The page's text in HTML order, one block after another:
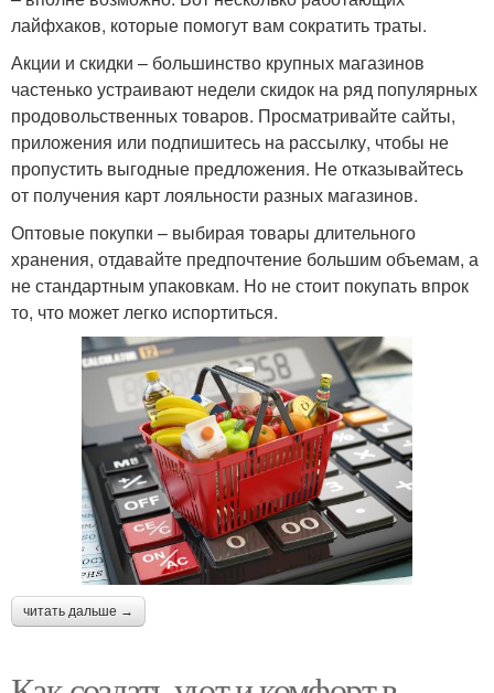
лайфхаков, которые помогут вам сократить траты.
Акции и скидки – большинство крупных магазинов
частенько устраивают недели скидок на ряд популярных
продовольственных товаров. Просматривайте сайты,
приложения или подпишитесь на рассылку, чтобы не
пропустить выгодные предложения. Не отказывайтесь
от получения карт лояльности разных магазинов.
Оптовые покупки – выбирая товары длительного
хранения, отдавайте предпочтение большим объемам, а
не стандартным упаковкам. Но не стоит покупать впрок
то, что может легко испортиться.
читать дальше →